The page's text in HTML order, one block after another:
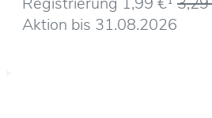
Aktion bis 31.08.2026